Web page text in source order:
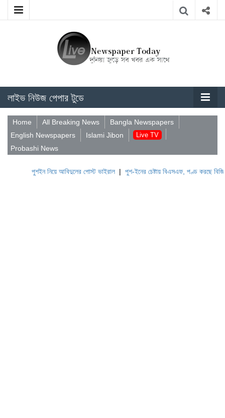
লাইভ নিউজ পেপার টুডে
Home All Breaking News
Bangla Newspapers
English Newspapers
Islami Jibon Live TV
Probashi News
পুশইন নিয়ে আবিদুলের পোস্ট ভাইরাল| পুশ-ইনের চেষ্টায় বিএসএফ, পণ্ড করছে বিজিবি|